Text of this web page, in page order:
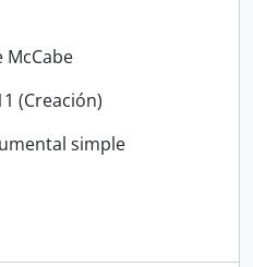
McCabe
(Creación)
simple